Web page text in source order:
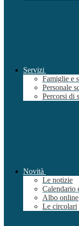
Servizi
Famiglie e
Personale
Percorsi di
Novità
Le notizie
Calendario
Albo online
Le circolari